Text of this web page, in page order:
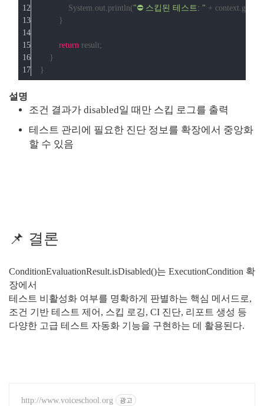
            System.out.println(
"⛔ 스킵된 테스트: " +
        }
return result;
    }
}
설명
조건 결과가 disabled일 때만 스킵 로그를 출력
테스트 관리에 필요한 진단 정보를 확장에서 중앙화
할 수 있음
📌 결론
ConditionEvaluationResult.isDisabled()는 ExecutionCondition 확
장에서
테스트 비활성화 여부를 명확하게 판별하는 핵심 메서드로,
조건 기반 테스트 제어, 스킵 로깅, CI 진단, 리포트 생성 등
다양한 고급 테스트 자동화 기능을 구현하는 데 활용된다.
http://www.voiceschool.org 광고